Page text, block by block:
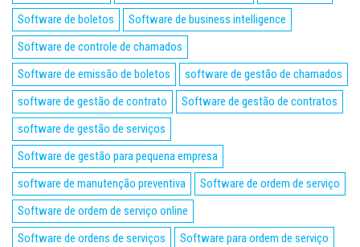
Software de boletos
Software de business intelligence
Software de controle de chamados
Software de emissão de boletos
software de gestão de chamados
software de gestão de contrato
Software de gestão de contratos
software de gestão de serviços
Software de gestão para pequena empresa
software de manutenção preventiva
Software de ordem de serviço
Software de ordem de serviço online
Software de ordens de serviços
Software para ordem de serviço